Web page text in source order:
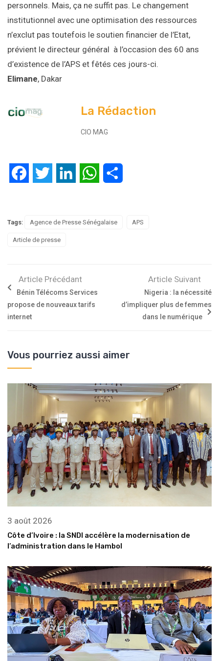
personnels. Mais, ça ne suffit pas. Le changement
institutionnel avec une optimisation des ressources
n’exclut pas toutefois le soutien financier de l’Etat,
prévient le directeur général à l’occasion des 60 ans
d’existence de l’APS et fêtés ces jours-ci.
Elimane, Dakar
La Rédaction
CIO MAG
FacebookTwitter LinkedIn WhatsApp
Tags: Agence de Presse Sénégalaise APS
Article de presse
Article Précédant
Bénin Télécoms Services
propose de nouveaux tarifs
internet
Article Suivant
Nigeria : la nécessité
d’impliquer plus de femmes
dans le numérique
Vous pourriez aussi aimer
3 août 2026
Côte d’Ivoire : la SNDI accélère la modernisation de
l’administration dans le Hambol